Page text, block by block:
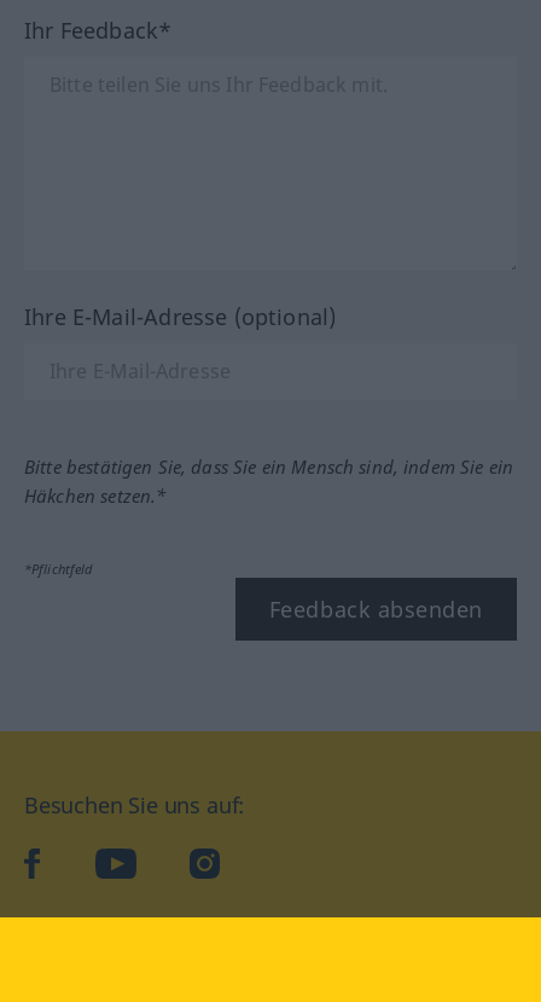
Ihr Feedback*
Ihre E-Mail-Adresse (optional)
Bitte bestätigen Sie, dass Sie ein Mensch sind, indem Sie ein
Häkchen setzen.*
*Pflichtfeld
Feedback absenden
Besuchen Sie uns auf:
facebookYouTube Instagram